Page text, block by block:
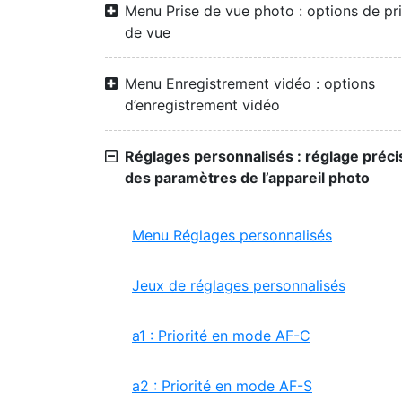
Menu Prise de vue photo : options de
de vue
Menu Enregistrement vidéo : options
d’enregistrement vidéo
Réglages personnalisés : réglage
des paramètres de l’appareil photo
Menu Réglages personnalisés
Jeux de réglages personnalisés
a1 : Priorité en mode AF-C
a2 : Priorité en mode AF-S